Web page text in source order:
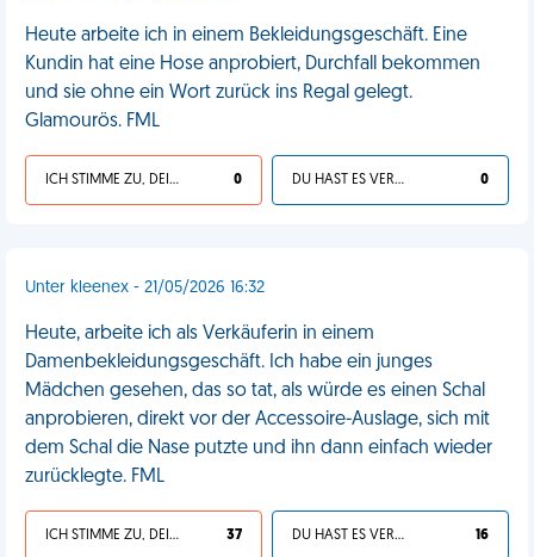
Heute arbeite ich in einem Bekleidungsgeschäft. Eine
Kundin hat eine Hose anprobiert, Durchfall bekommen
und sie ohne ein Wort zurück ins Regal gelegt.
Glamourös. FML
ICH STIMME ZU, DEIN LEBEN IST SCHEISSE 0 DU HAST ES VERDIENT 0
Unter kleenex - 21/05/2026 16:32
Heute, arbeite ich als Verkäuferin in einem
Damenbekleidungsgeschäft. Ich habe ein junges
Mädchen gesehen, das so tat, als würde es einen Schal
anprobieren, direkt vor der Accessoire-Auslage, sich mit
dem Schal die Nase putzte und ihn dann einfach wieder
zurücklegte. FML
ICH STIMME ZU, DEIN LEBEN IST SCHEISSE 37 DU HAST ES VERDIENT 16